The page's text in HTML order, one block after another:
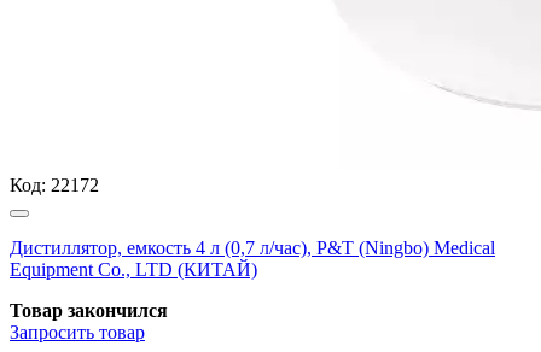
Код: 22172
Дистиллятор, емкость 4 л (0,7 л/час), P&T (Ningbo) Medical
Equipment Co., LTD (КИТАЙ)
Товар закончился
Запросить товар